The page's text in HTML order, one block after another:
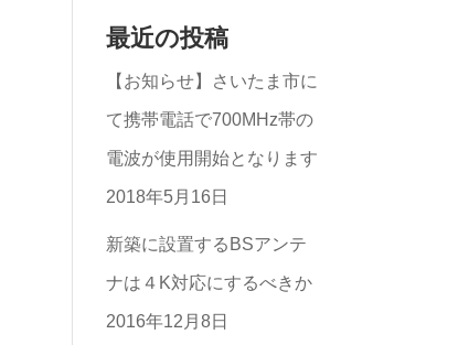
の
カ
テ
ゴ
リ
ー
一
覧
最近の投稿
【お知らせ】さいたま市に
て携帯電話で700MHz帯の
電波が使用開始となります
2018年5月16日
新築に設置するBSアンテ
ナは４K対応にするべきか
2016年12月8日